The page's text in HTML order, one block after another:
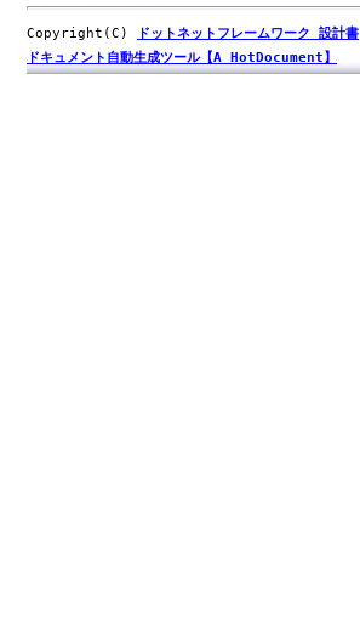
Copyright(C) ドットネットフレームワーク 設計書
ドキュメント自動生成ツール【A HotDocument】